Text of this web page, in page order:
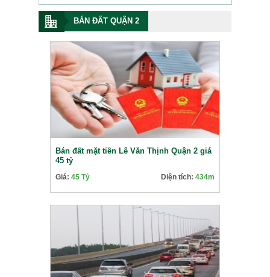
BÁN ĐẤT QUẬN 2
Bán đất mặt tiền Lê Văn Thịnh Quận 2 giá
45 tỷ
Giá: 45 Tỷ Diện tích: 434m